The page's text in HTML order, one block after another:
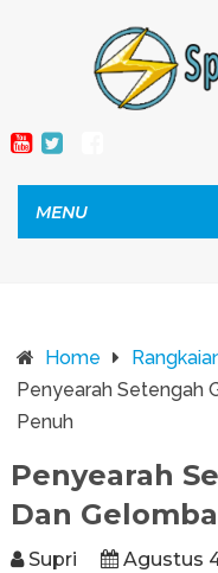
MENU
Home
Penyearah Setengah
Penuh
Penyearah
Dan
Supri Agustus